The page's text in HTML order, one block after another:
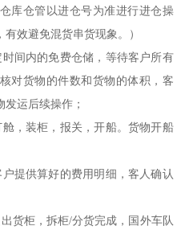
库仓管以进仓号为准进行进仓操
效避免混货串货现象。）
间内的免费仓储，等待客户所有
对货物的件数和货物的体积，客
运后续操作；
，装柜，报关，开船。货物开船
提供算好的费用明细，客人确认
货柜，拆柜/分货完成，国外车队